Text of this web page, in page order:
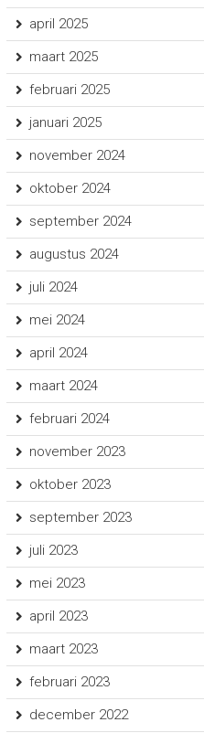
april 2025
maart 2025
februari 2025
januari 2025
november 2024
oktober 2024
september 2024
augustus 2024
juli 2024
mei 2024
april 2024
maart 2024
februari 2024
november 2023
oktober 2023
september 2023
juli 2023
mei 2023
april 2023
maart 2023
februari 2023
december 2022